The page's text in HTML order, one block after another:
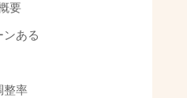
要
ンある
整率